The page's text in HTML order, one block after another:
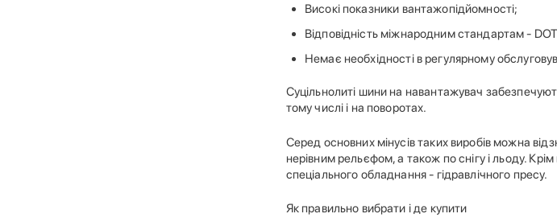
Високі показники вантажопідйомності;
Відповідність міжнародним стандартам -
Немає необхідності в регулярному
Суцільнолиті шини на навантажувач
тому числі і на поворотах.
Серед основних мінусів таких виробів можна
нерівним рельєфом, а також по снігу і льоду.
спеціального обладнання - гідравлічного пресу.
Як правильно вибрати і де купити